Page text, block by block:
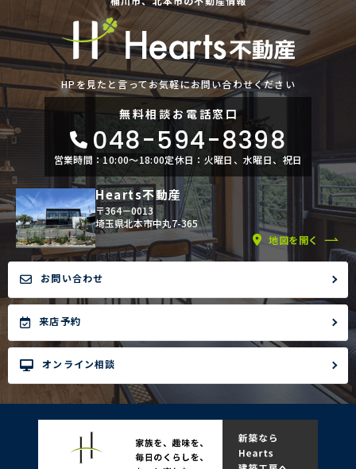
HPを見たと言ってお気軽にお問い合わせください
無料相談お電話窓口
048-594-8398
営業時間：10:00〜18:00定休日：火曜日、水曜日、祝日
Hearts不動産
〒364－0013
埼玉県北本市中丸7-365
地図を開く
お問い合わせ
来店予約
オンライン相談